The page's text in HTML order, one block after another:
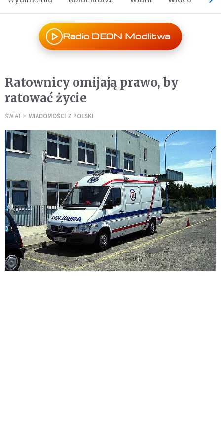
Radio DEON Modlitwa
Ratownicy omijają prawo, by
ratować życie
ŚWIAT WIADOMOŚCI Z POLSKI